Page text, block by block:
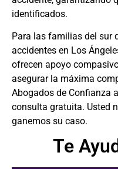
identificados.
Para las familias del sur
accidentes en Los
ofrecen apoyo
asegurar la máxima
Abogados de Confianza
consulta gratuita. Usted
ganemos su caso.
Te